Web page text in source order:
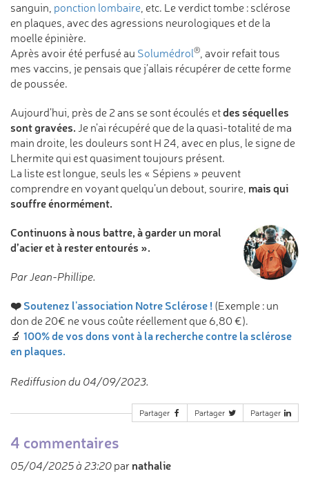
sanguin, ponction lombaire, etc. Le verdict tombe : sclérose
en plaques, avec des agressions neurologiques et de la
moelle épinière.
Après avoir été perfusé au Solumédrol®, avoir refait tous
mes vaccins, je pensais que j’allais récupérer de cette forme
de poussée.
Aujourd’hui, près de 2 ans se sont écoulés etdes séquelles
sont gravées. Je n’ai récupéré que de la quasi-totalité de ma
main droite, les douleurs sont H 24, avec en plus, le signe de
Lhermite qui est quasiment toujours présent.
La liste est longue, seuls les « Sépiens » peuvent
comprendre en voyant quelqu’un debout, sourire, mais qui
souffre énormément.
Continuons à nous battre, à garder un moral
d’acier et à rester entourés ».
Par Jean-Phillipe.
❤️Soutenez l'association Notre Sclérose ! (Exemple : un
don de 20€ ne vous coûte réellement que 6,80 €).
🔬 100% de vos dons vont à la recherche contre la sclérose
en plaques.
Rediffusion du 04/09/2023.
Partager Partager Partager
4 commentaires
05/04/2025 à 23:20 par nathalie